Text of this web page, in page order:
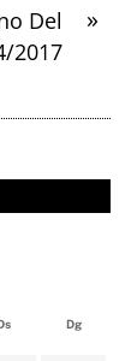
»
Del
2017
Dg